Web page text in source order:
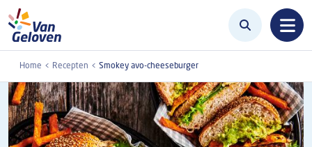
Overslaan en naar de inhoud gaan
Home Recepten Smokey avo-cheeseburger